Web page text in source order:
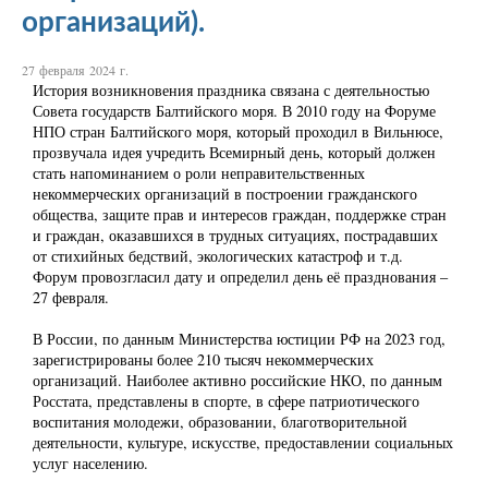
организаций).
27 февраля 2024 г.
История возникновения праздника связана с деятельностью
Совета государств Балтийского моря. В 2010 году на Форуме
НПО стран Балтийского моря, который проходил в Вильнюсе,
прозвучала идея учредить Всемирный день, который должен
стать напоминанием о роли неправительственных
некоммерческих организаций в построении гражданского
общества, защите прав и интересов граждан, поддержке стран
и граждан, оказавшихся в трудных ситуациях, пострадавших
от стихийных бедствий, экологических катастроф и т.д.
Форум провозгласил дату и определил день её празднования –
27 февраля.
В России, по данным Министерства юстиции РФ на 2023 год,
зарегистрированы более 210 тысяч некоммерческих
организаций. Наиболее активно российские НКО, по данным
Росстата, представлены в спорте, в сфере патриотического
воспитания молодежи, образовании, благотворительной
деятельности, культуре, искусстве, предоставлении социальных
услуг населению.